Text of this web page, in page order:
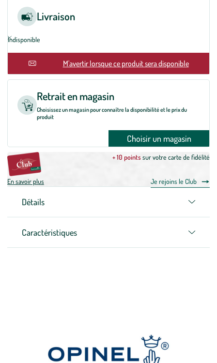
Livraison
Indisponible
En rupture M'avertir lorsque ce produit sera disponible
Retrait en magasin
Choisissez un magasin pour connaître la disponibilité et le prix du
produit
Choisir un magasin
+ 10 pointssur votre carte de fidélité
En savoir plus Je rejoins le Club
Détails
Caractéristiques